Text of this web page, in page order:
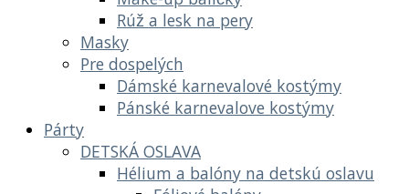
Rúž a lesk na pery
Masky
Pre dospelých
Dámské karnevalové kostýmy
Pánské karnevalove kostýmy
Párty
DETSKÁ OSLAVA
Hélium a balóny na detskú oslavu